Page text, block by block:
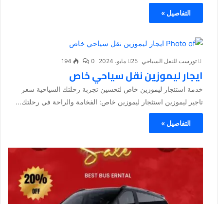
التفاصيل »
تورست للنقل السياحي 25 مايو، 2024 0
194
ايجار ليموزين نقل سياحي خاص
خدمة استئجار ليموزين خاص لتحسين تجربة رحلتك السياحية سعر
تاجير ليموزين استئجار ليموزين خاص: الفخامة والراحة في رحلتك...
التفاصيل »